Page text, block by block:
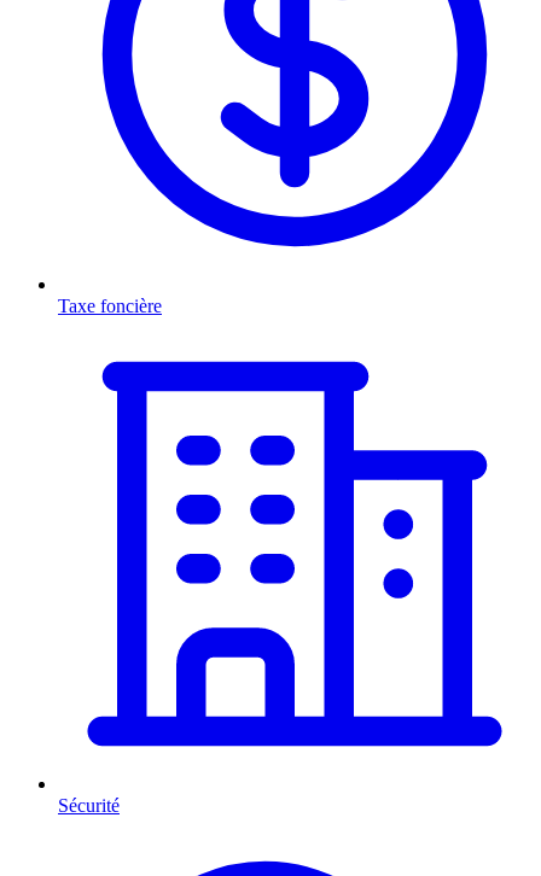
Taxe foncière
Sécurité